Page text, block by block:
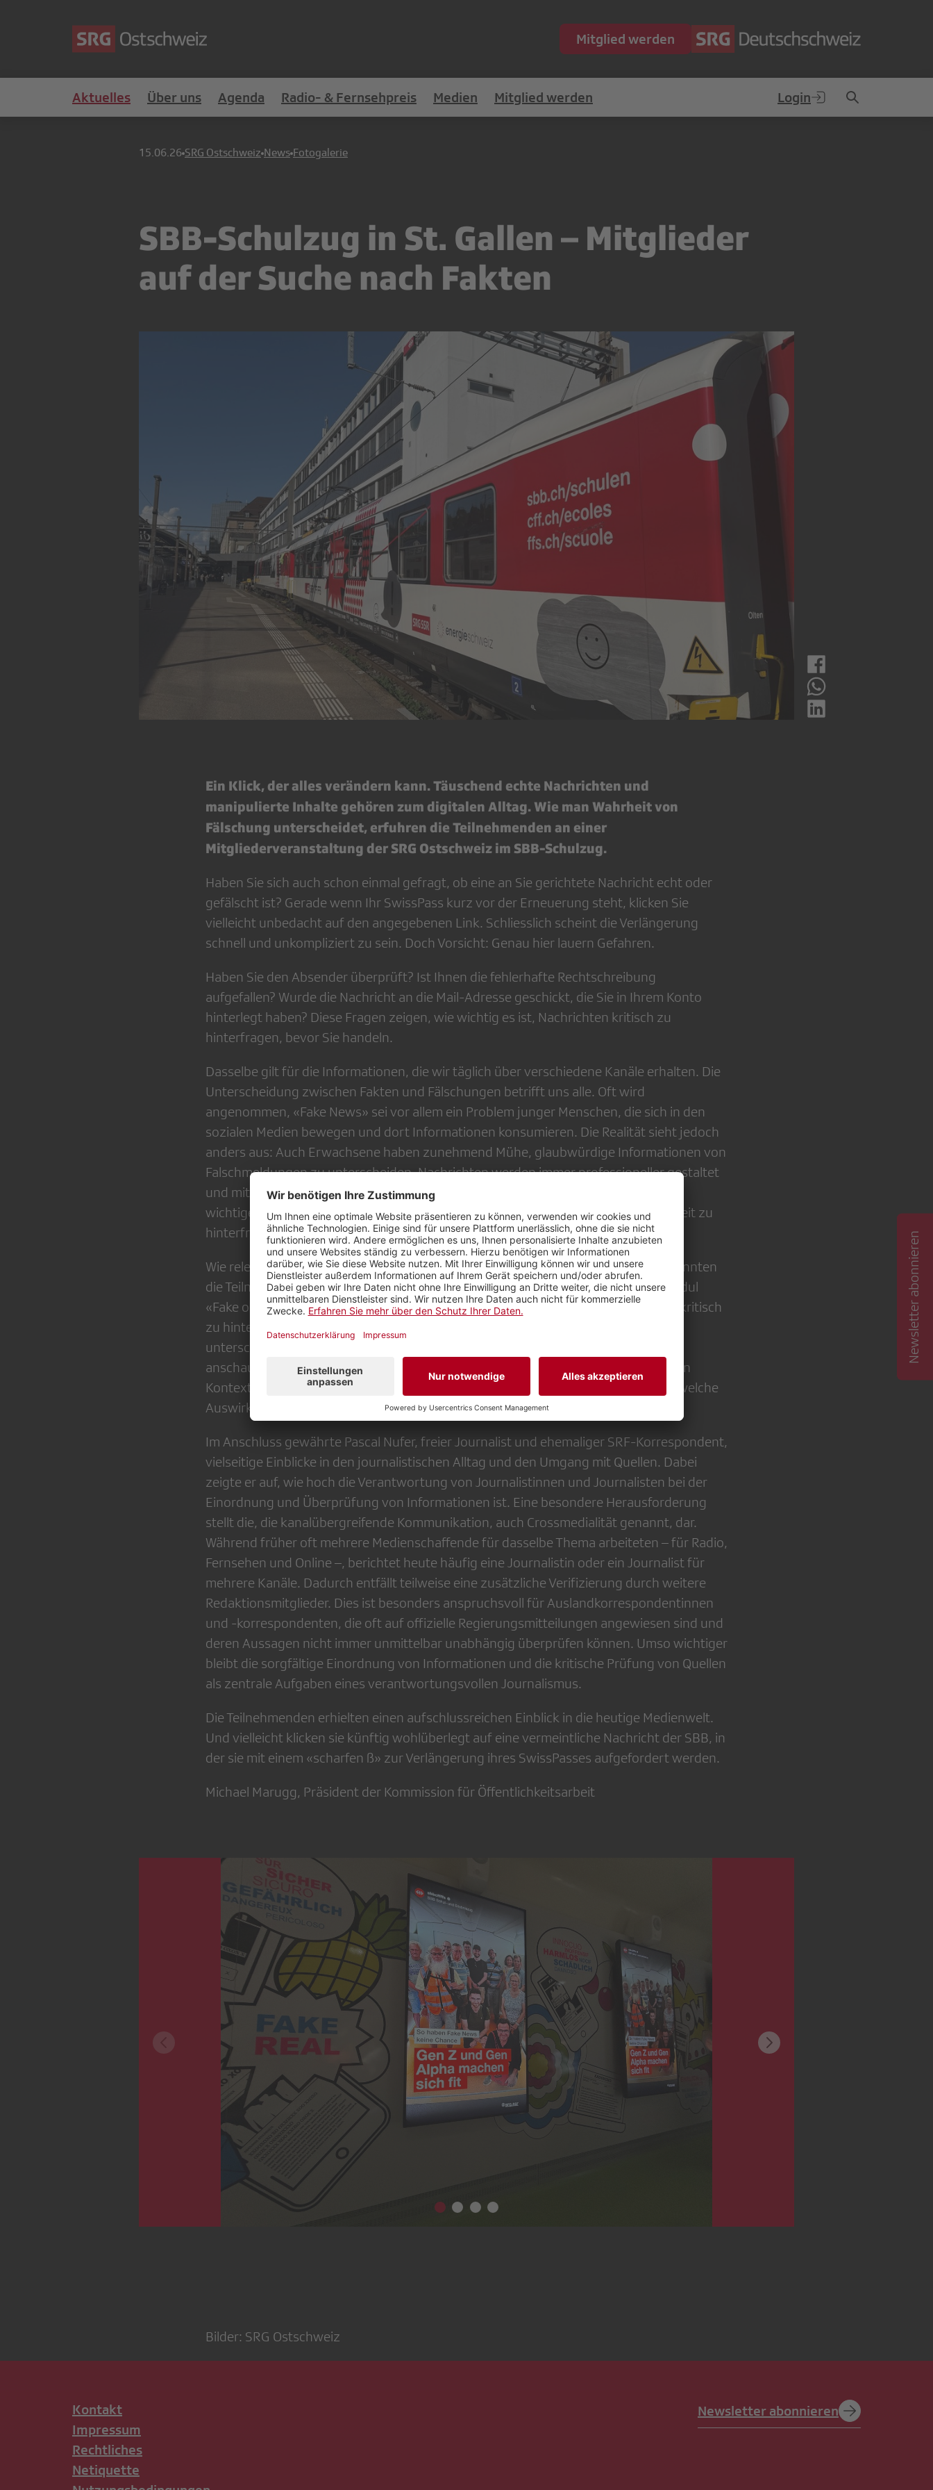
Mitglied werden
Aktuelles Über uns Agenda Radio- & Fernsehpreis Medien Mitglied werden Login
15.06.26 SRG Ostschweiz News Fotogalerie
SBB-Schulzug in St. Gallen – Mitglieder
auf der Suche nach Fakten
Ein Klick, der alles verändern kann. Täuschend echte Nachrichten und
manipulierte Inhalte gehören zum digitalen Alltag. Wie man Wahrheit von
Fälschung unterscheidet, erfuhren die Teilnehmenden an einer
Mitgliederveranstaltung der SRG Ostschweiz im SBB-Schulzug.
Haben Sie sich auch schon einmal gefragt, ob eine an Sie gerichtete Nachricht echt oder
gefälscht ist? Gerade wenn Ihr SwissPass kurz vor der Erneuerung steht, klicken Sie
vielleicht unbedacht auf den angegebenen Link. Schliesslich scheint die Verlängerung
schnell und unkompliziert zu sein. Doch Vorsicht: Genau hier lauern Gefahren.
Haben Sie den Absender überprüft? Ist Ihnen die fehlerhafte Rechtschreibung
aufgefallen? Wurde die Nachricht an die Mail-Adresse geschickt, die Sie in Ihrem Konto
hinterlegt haben? Diese Fragen zeigen, wie wichtig es ist, Nachrichten kritisch zu
hinterfragen, bevor Sie handeln.
Dasselbe gilt für die Informationen, die wir täglich über verschiedene Kanäle erhalten. Die
Unterscheidung zwischen Fakten und Fälschungen betrifft uns alle. Oft wird
angenommen, «Fake News» sei vor allem ein Problem junger Menschen, die sich in den
sozialen Medien bewegen und dort Informationen konsumieren. Die Realität sieht jedoch
anders aus: Auch Erwachsene haben zunehmend Mühe, glaubwürdige Informationen von
Falschmeldungen zu unterscheiden. Nachrichten werden immer professioneller gestaltet
und mit künstlicher Intelligenz erzeugte Bilder wirken heute täuschend echt. Umso
wichtiger ist es deshalb, Informationen kritisch zu prüfen und deren Glaubwürdigkeit zu
hinterfragen.
Wie relevant Medienkompetenz in unserer digital vernetzten Welt geworden ist, konnten
die Teilnehmenden bei ihrem Besuch im SBB-Schulzug eindrücklich erleben. Im Modul
«Fake oder Fakt» lernten sie auf spielerische und interaktive Weise, Informationen kritisch
zu hinterfragen und zwischen Fakten von Meinungen und Falschinformationen zu
unterscheiden. Anhand eines zu Beginn aufgenommenen Gruppenfotos wurde
anschaulich demonstriert, wie einfach sich Bilder manipulieren und in einen falschen
Kontext setzen lassen. Die Teilnehmenden erfuhren, wie «Fake News» entstehen, welche
Auswirkungen sie haben und wie man ihnen begegnen kann.
Im Anschluss gewährte Pascal Nufer, freier Journalist und ehemaliger SRF-Korrespondent,
vielseitige Einblicke in den journalistischen Alltag und den Umgang mit Quellen. Dabei
zeigte er auf, wie hoch die Verantwortung von Journalistinnen und Journalisten bei der
Einordnung und Überprüfung von Informationen ist. Eine besondere Herausforderung
stellt die, die kanalübergreifende Kommunikation, auch Crossmedialität genannt, dar.
Während früher oft mehrere Medienschaffende für dasselbe Thema arbeiteten – für Radio,
Fernsehen und Online –, berichtet heute häufig eine Journalistin oder ein Journalist für
mehrere Kanäle. Dadurch entfällt teilweise eine zusätzliche Verifizierung durch weitere
Redaktionsmitglieder. Dies ist besonders anspruchsvoll für Auslandkorrespondentinnen
und -korrespondenten, die oft auf offizielle Regierungsmitteilungen angewiesen sind und
deren Aussagen nicht immer unmittelbar unabhängig überprüfen können. Umso wichtiger
bleibt die sorgfältige Einordnung von Informationen und die kritische Prüfung von Quellen
als zentrale Aufgaben eines verantwortungsvollen Journalismus.
Die Teilnehmenden erhielten einen aufschlussreichen Einblick in die heutige Medienwelt.
Und vielleicht klicken sie künftig wohlüberlegt auf eine vermeintliche Nachricht der SBB, in
der sie mit einem «scharfen ß» zur Verlängerung ihres SwissPasses aufgefordert werden.
Michael Marugg, Präsident der Kommission für Öffentlichkeitsarbeit
Bilder: SRG Ostschweiz
Newsletter abonnieren
Kontakt
Impressum
Rechtliches
Netiquette
Newsletter abonnieren